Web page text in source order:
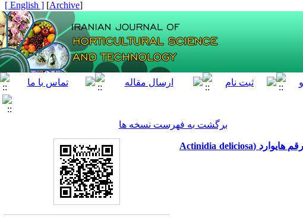
[
Archive
]
[ English ]
برگشت به فهرست نسخه ها
اثر تنش گرما بر خصوصیات مورفوآناتومی و برخی ویژگی‌های بیوشیمیایی در جوانه‌های کیوی‌فروت رقم هایوارد (Actinidia deliciosa